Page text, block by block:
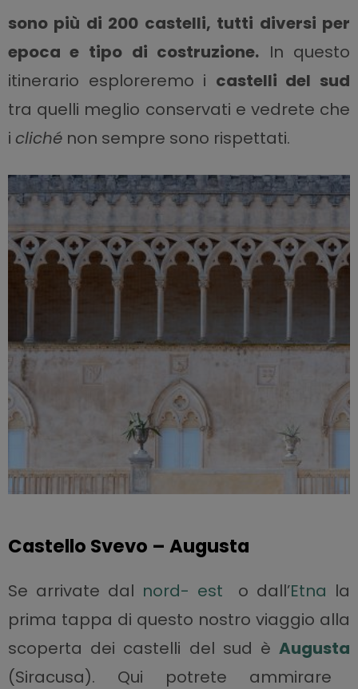
sono più di 200 castelli, tutti diversi per
epoca e tipo di costruzione. In questo
itinerario esploreremo i castelli del sud
tra quelli meglio conservati e vedrete che
i clichénon sempre sono rispettati.
Castello Svevo – Augusta
Se arrivate dal nord- est o dall’Etna la
prima tappa di questo nostro viaggio alla
scoperta dei castelli del sud èAugusta
(Siracusa). Qui potrete ammirare